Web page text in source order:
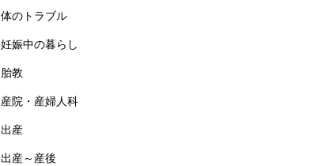
体のトラブル
妊娠中の暮らし
胎教
産院・産婦人科
出産
出産～産後